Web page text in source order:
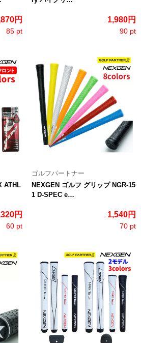
円
85 pt
1,980円
90 pt
ATHL
円
60 pt
ゴルフパートナー
NEXGEN ゴルフ グリップ NGR-15
1 D-SPEC e…
1,540円
70 pt